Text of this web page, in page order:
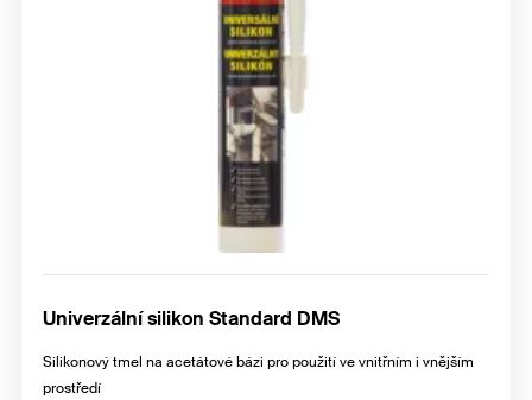
Univerzální silikon Standard DMS
Silikonový tmel na acetátové bázi pro použití ve vnitřním i vnějším
prostředí